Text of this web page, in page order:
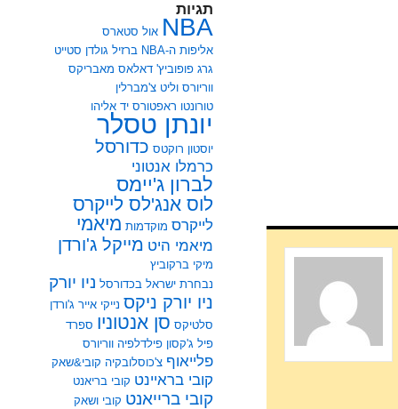
תגיות
NBA אול סטארס
אליפות ה-NBA
ברזיל גולדן סטייט
גרג פופוביץ' דאלאס מאבריקס
ווריורס וליט צ'מברלין
טורונטו ראפטורס יד אליהו
יונתן טסלר
יוסטון רוקטס כדורסל
כרמלו אנטוני
לברון ג'יימס
לוס אנג'לס לייקרס
לייקרס מוקדמות מיאמי
מיאמי היט מייקל ג'ורדן
מיקי ברקוביץ
נבחרת ישראל בכדורסל ניו יורק
ניו יורק ניקס נייקי אייר ג'ורדן
סלטיקס סן אנטוניו ספרד
פיל ג'קסון פילדלפיה ווריורס
פלייאוף צ'כוסלובקיה קובי&שאק
קובי בראיינט קובי בריאנט
קובי ברייאנט קובי ושאק